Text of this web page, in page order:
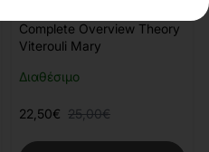
-10%
Διαθέσιμο
Complete Overview Theory
Viterouli Mary
22,50€ 25,00€